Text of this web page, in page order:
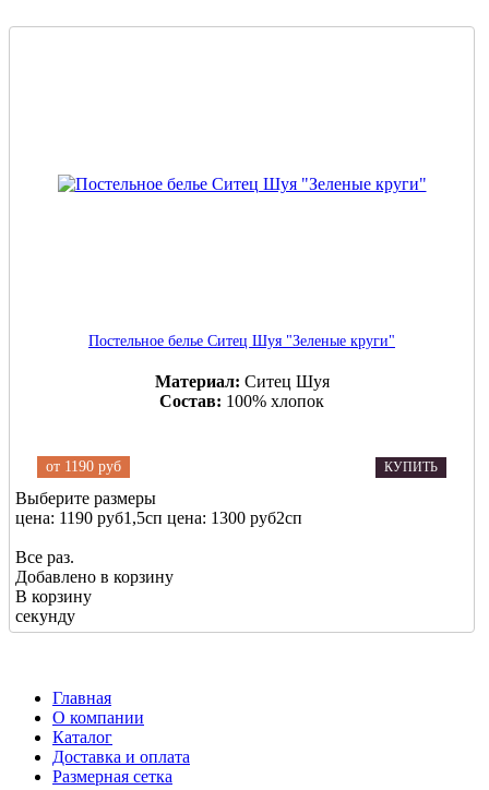
Постельное белье Ситец Шуя "Зеленые круги"
Материал: Ситец Шуя
Состав: 100% хлопок
от 1190 руб КУПИТЬ
Выберите размеры
цена: 1190 руб1,5сп цена: 1300 руб2сп
Все раз.
Добавлено в корзину
В корзину
секунду
Главная
О компании
Каталог
Доставка и оплата
Размерная сетка